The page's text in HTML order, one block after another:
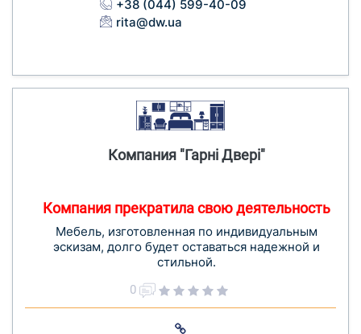
+38 (044) 599-40-09
rita@dw.ua
Компания "Гарні Двері"
Компания прекратила свою деятельность
Мебель, изготовленная по индивидуальным
эскизам, долго будет оставаться надежной и
стильной.
0